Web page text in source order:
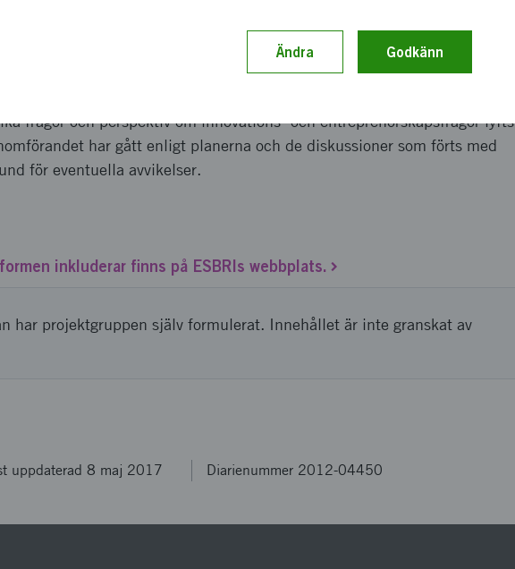
frågor och perspektiv om innovations- och entreprenörskapsfrågor lyfts
har gått enligt planerna och de diskussioner som förts med
för eventuella avvikelser.
inkluderar finns på ESBRIs webbplats.
har projektgruppen själv formulerat. Innehållet är inte granskat av
uppdaterad 8 maj 2017 Diarienummer 2012-04450
Ändra Godkänn